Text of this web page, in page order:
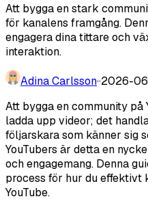
Att bygga en stark
för kanalens framgång.
engagera dina tittare och
interaktion.
Adina Carlsson··2026-
Att bygga en community på
ladda upp videor; det
följarskara som känner sig
YouTubers är detta en
och engagemang. Denna
process för hur du effektivt
YouTube.